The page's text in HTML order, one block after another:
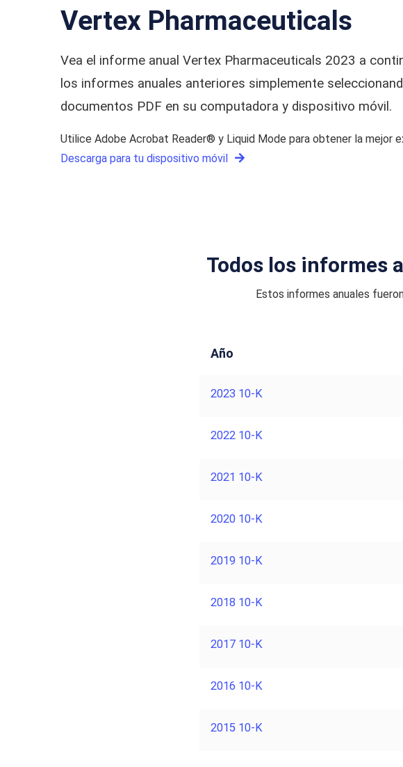
Vertex Pharmaceuticals
Vea el informe anual Vertex Pharmaceuticals 2023 a
los informes anuales anteriores simplemente
documentos PDF en su computadora y dispositivo móvil.
Utilice Adobe Acrobat Reader® y Liquid Mode para obtener la mejor
Descarga para tu dispositivo móvil
Todos los informes
Estos informes anuales
Año
2023 10-K
2022 10-K
2021 10-K
2020 10-K
2019 10-K
2018 10-K
2017 10-K
2016 10-K
2015 10-K